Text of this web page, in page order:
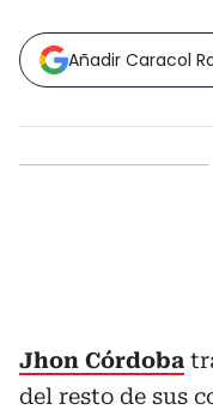
Añadir Caracol
Jhon Córdoba
del resto de sus